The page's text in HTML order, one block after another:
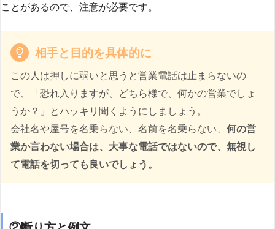
ことがあるので、注意が必要です。
相手と目的を具体的に
この人は押しに弱いと思うと営業電話は止まらないの
で、「恐れ入りますが、どちら様で、何かの営業でしょ
うか？」とハッキリ聞くようにしましょう。
会社名や屋号を名乗らない、名前を名乗らない、 何の営
業か言わない場合は、大事な電話ではないので、無視し
て電話を切っても良いでしょう。